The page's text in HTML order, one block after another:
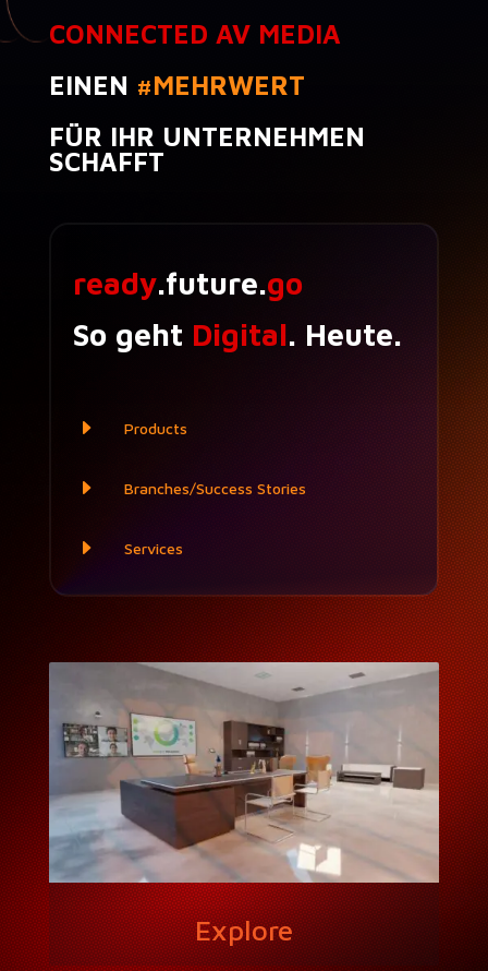
CONNECTED AV MEDIA
EINEN #MEHRWERT
FÜR IHR UNTERNEHMEN
SCHAFFT
ready.future.go
So geht Digital. Heute.
E Prod­ucts
E Branches/Success Sto­ries
E Ser­vices
Explore